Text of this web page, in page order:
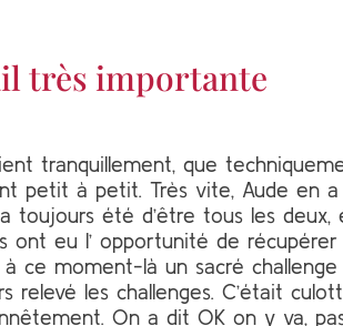
très importante
tranquillement, que
petit à petit. Très vite, Aude en
été d’être tous les deux,
ont eu l’ opportunité de récupérer
ce moment-là un sacré
relevé les challenges. C’était
On a dit OK on y va,